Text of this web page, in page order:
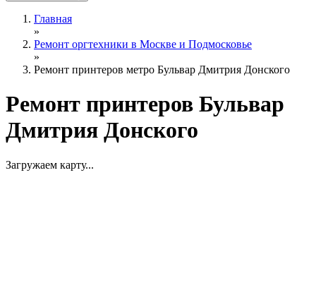
Главная
»
Ремонт оргтехники в Москве и Подмосковье
»
Ремонт принтеров метро Бульвар Дмитрия Донского
Ремонт принтеров Бульвар
Дмитрия Донского
Загружаем карту...